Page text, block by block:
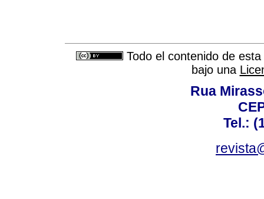
Todo el contenido de
bajo una
Rua
Tel.: